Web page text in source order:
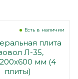
Есть в наличии